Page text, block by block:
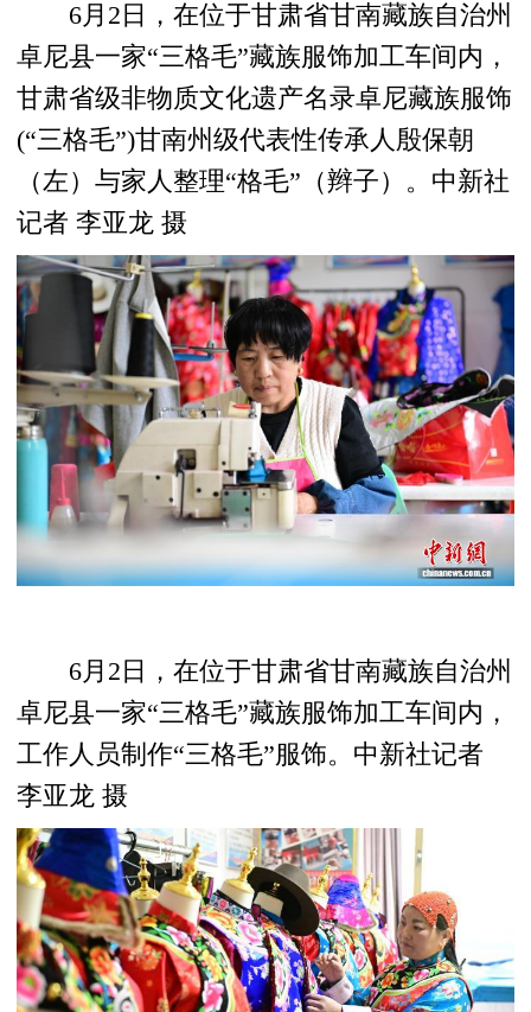
6月2日，在位于甘肃省甘南藏族自治州
卓尼县一家“三格毛”藏族服饰加工车间内，
甘肃省级非物质文化遗产名录卓尼藏族服饰
(“三格毛”)甘南州级代表性传承人殷保朝
（左）与家人整理“格毛”（辫子）。中新社
记者 李亚龙 摄
6月2日，在位于甘肃省甘南藏族自治州
卓尼县一家“三格毛”藏族服饰加工车间内，
工作人员制作“三格毛”服饰。中新社记者
李亚龙 摄